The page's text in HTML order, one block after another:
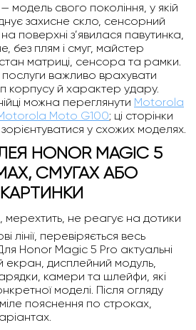
модель свого покоління, у якій
захисне скло, сенсорний
поверхні з’явилася павутинка,
без плям і смуг, майстер
матриці, сенсора та рамки.
важливо врахувати
корпусу й характер удару.
можна переглянути Motorola
Moto G100; ці сторінки
у схожих моделях.
HONOR MAGIC 5
СМУГАХ АБО
не реагує на дотики
лінії, перевіряється весь
Honor Magic 5 Pro актуальні
екран, дисплейний модуль,
камери та шлейфи, які
моделі. Після огляду
пояснення по строках,